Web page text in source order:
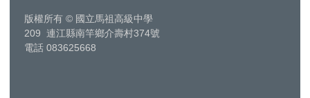
版權所有 © 國立馬祖高級中學
209 連江縣南竿鄉介壽村374號
電話 083625668